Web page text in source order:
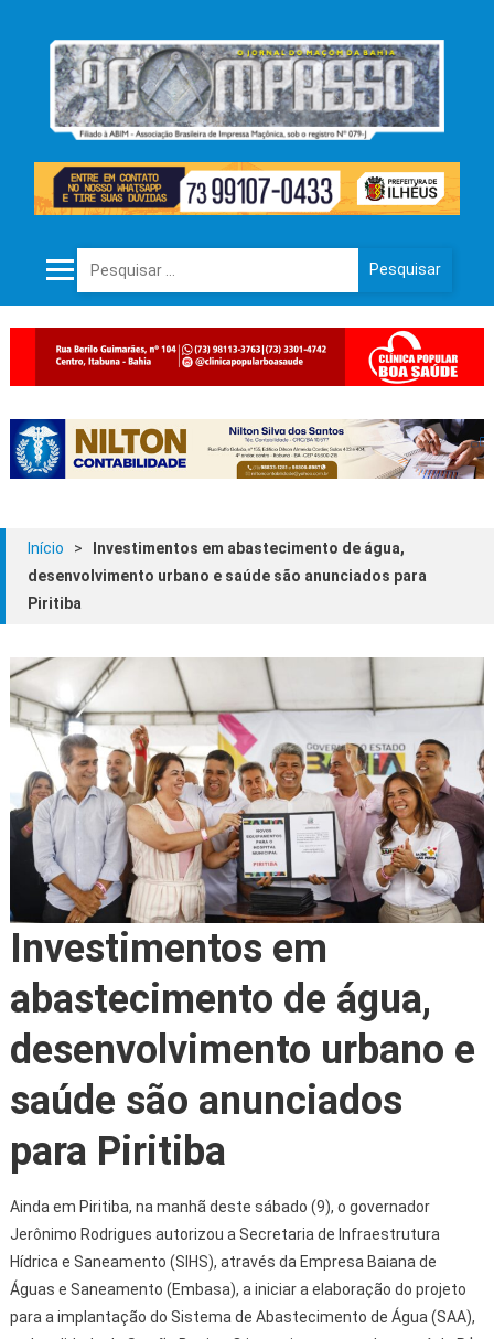
Pesquisar por:
Início >
Investimentos em abastecimento de água,
desenvolvimento urbano e saúde são anunciados para
Piritiba
Investimentos em
abastecimento de água,
desenvolvimento urbano e
saúde são anunciados
para Piritiba
Ainda em Piritiba, na manhã deste sábado (9), o governador
Jerônimo Rodrigues autorizou a Secretaria de Infraestrutura
Hídrica e Saneamento (SIHS), através da Empresa Baiana de
Águas e Saneamento (Embasa), a iniciar a elaboração do projeto
para a implantação do Sistema de Abastecimento de Água (SAA),